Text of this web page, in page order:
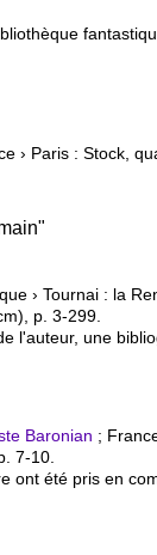
› Paris : Stock,
› Tournai : la
p. 3-299.
l'auteur, une
Baronian ;
7-10.
ont été pris en